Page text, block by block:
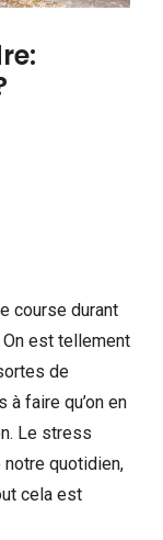
course durant
On est tellement
de
faire qu’on en
Le stress
quotidien,
cela est